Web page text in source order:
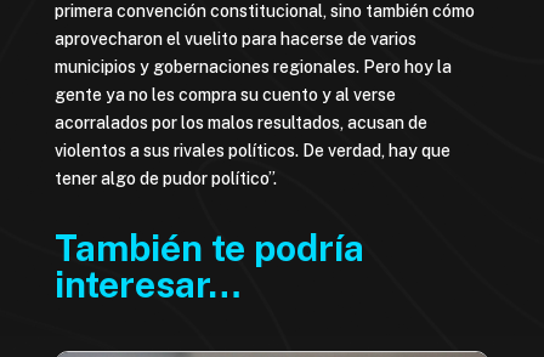
primera convención constitucional, sino también cómo
aprovecharon el vuelito para hacerse de varios
municipios y gobernaciones regionales. Pero hoy la
gente ya no les compra su cuento y al verse
acorralados por los malos resultados, acusan de
violentos a sus rivales políticos. De verdad, hay que
tener algo de pudor político”.
También te podría
interesar…